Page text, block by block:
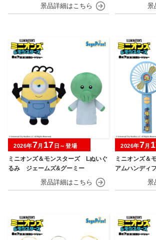
ミニオンズ＆モンスターズ Lぬいぐ
るみ ジェームズ&グーミー
2026年7月 17 日～登場
ミニオンズ＆
アムハンディ
2026年7月